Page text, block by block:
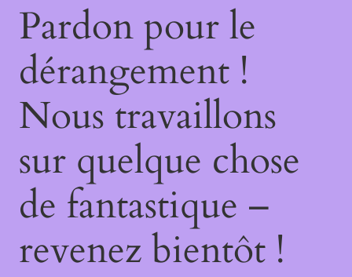
Pardon pour le
dérangement !
Nous travaillons
sur quelque chose
de fantastique –
revenez bientôt !